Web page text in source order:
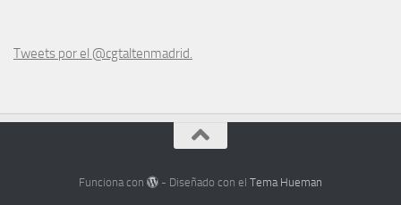
Tweets por el @cgtaltenmadrid.
Funciona con - Diseñado con elTema Hueman